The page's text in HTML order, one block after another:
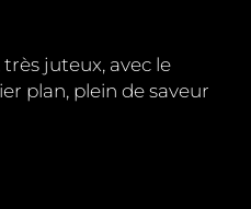
juteux, avec le
plan, plein de saveur